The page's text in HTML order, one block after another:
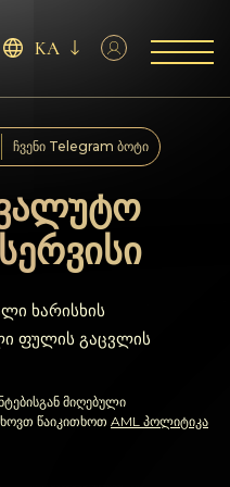
KA
ჩვენი Telegram ბოტი
ხარისხის
ფულის გაცვლის
მიღებული
წაიკითხოთ AML პოლიტიკა